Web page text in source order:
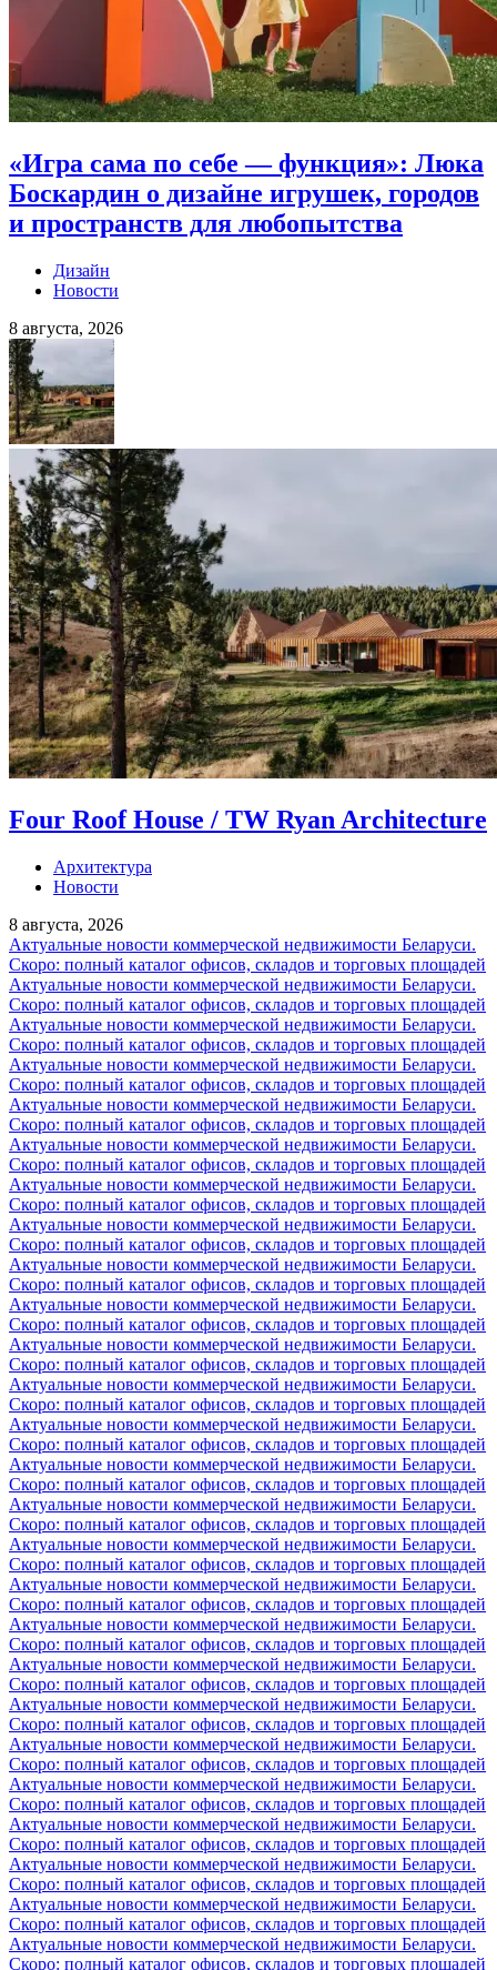
«Игра сама по себе — функция»: Люка
Боскардин о дизайне игрушек, городов
и пространств для любопытства
Дизайн
Новости
8 августа, 2026
Four Roof House / TW Ryan Architecture
Архитектура
Новости
8 августа, 2026
Актуальные новости коммерческой недвижимости Беларуси.
Скоро: полный каталог офисов, складов и торговых площадей
Актуальные новости коммерческой недвижимости Беларуси.
Скоро: полный каталог офисов, складов и торговых площадей
Актуальные новости коммерческой недвижимости Беларуси.
Скоро: полный каталог офисов, складов и торговых площадей
Актуальные новости коммерческой недвижимости Беларуси.
Скоро: полный каталог офисов, складов и торговых площадей
Актуальные новости коммерческой недвижимости Беларуси.
Скоро: полный каталог офисов, складов и торговых площадей
Актуальные новости коммерческой недвижимости Беларуси.
Скоро: полный каталог офисов, складов и торговых площадей
Актуальные новости коммерческой недвижимости Беларуси.
Скоро: полный каталог офисов, складов и торговых площадей
Актуальные новости коммерческой недвижимости Беларуси.
Скоро: полный каталог офисов, складов и торговых площадей
Актуальные новости коммерческой недвижимости Беларуси.
Скоро: полный каталог офисов, складов и торговых площадей
Актуальные новости коммерческой недвижимости Беларуси.
Скоро: полный каталог офисов, складов и торговых площадей
Актуальные новости коммерческой недвижимости Беларуси.
Скоро: полный каталог офисов, складов и торговых площадей
Актуальные новости коммерческой недвижимости Беларуси.
Скоро: полный каталог офисов, складов и торговых площадей
Актуальные новости коммерческой недвижимости Беларуси.
Скоро: полный каталог офисов, складов и торговых площадей
Актуальные новости коммерческой недвижимости Беларуси.
Скоро: полный каталог офисов, складов и торговых площадей
Актуальные новости коммерческой недвижимости Беларуси.
Скоро: полный каталог офисов, складов и торговых площадей
Актуальные новости коммерческой недвижимости Беларуси.
Скоро: полный каталог офисов, складов и торговых площадей
Актуальные новости коммерческой недвижимости Беларуси.
Скоро: полный каталог офисов, складов и торговых площадей
Актуальные новости коммерческой недвижимости Беларуси.
Скоро: полный каталог офисов, складов и торговых площадей
Актуальные новости коммерческой недвижимости Беларуси.
Скоро: полный каталог офисов, складов и торговых площадей
Актуальные новости коммерческой недвижимости Беларуси.
Скоро: полный каталог офисов, складов и торговых площадей
Актуальные новости коммерческой недвижимости Беларуси.
Скоро: полный каталог офисов, складов и торговых площадей
Актуальные новости коммерческой недвижимости Беларуси.
Скоро: полный каталог офисов, складов и торговых площадей
Актуальные новости коммерческой недвижимости Беларуси.
Скоро: полный каталог офисов, складов и торговых площадей
Актуальные новости коммерческой недвижимости Беларуси.
Скоро: полный каталог офисов, складов и торговых площадей
Актуальные новости коммерческой недвижимости Беларуси.
Скоро: полный каталог офисов, складов и торговых площадей
Актуальные новости коммерческой недвижимости Беларуси.
Скоро: полный каталог офисов, складов и торговых площадей